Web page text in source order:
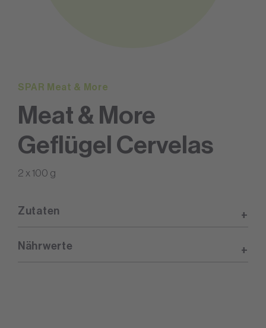
SPAR Meat & More
Meat & More
Geflügel Cervelas
2 x 100 g
Zutaten
Nährwerte